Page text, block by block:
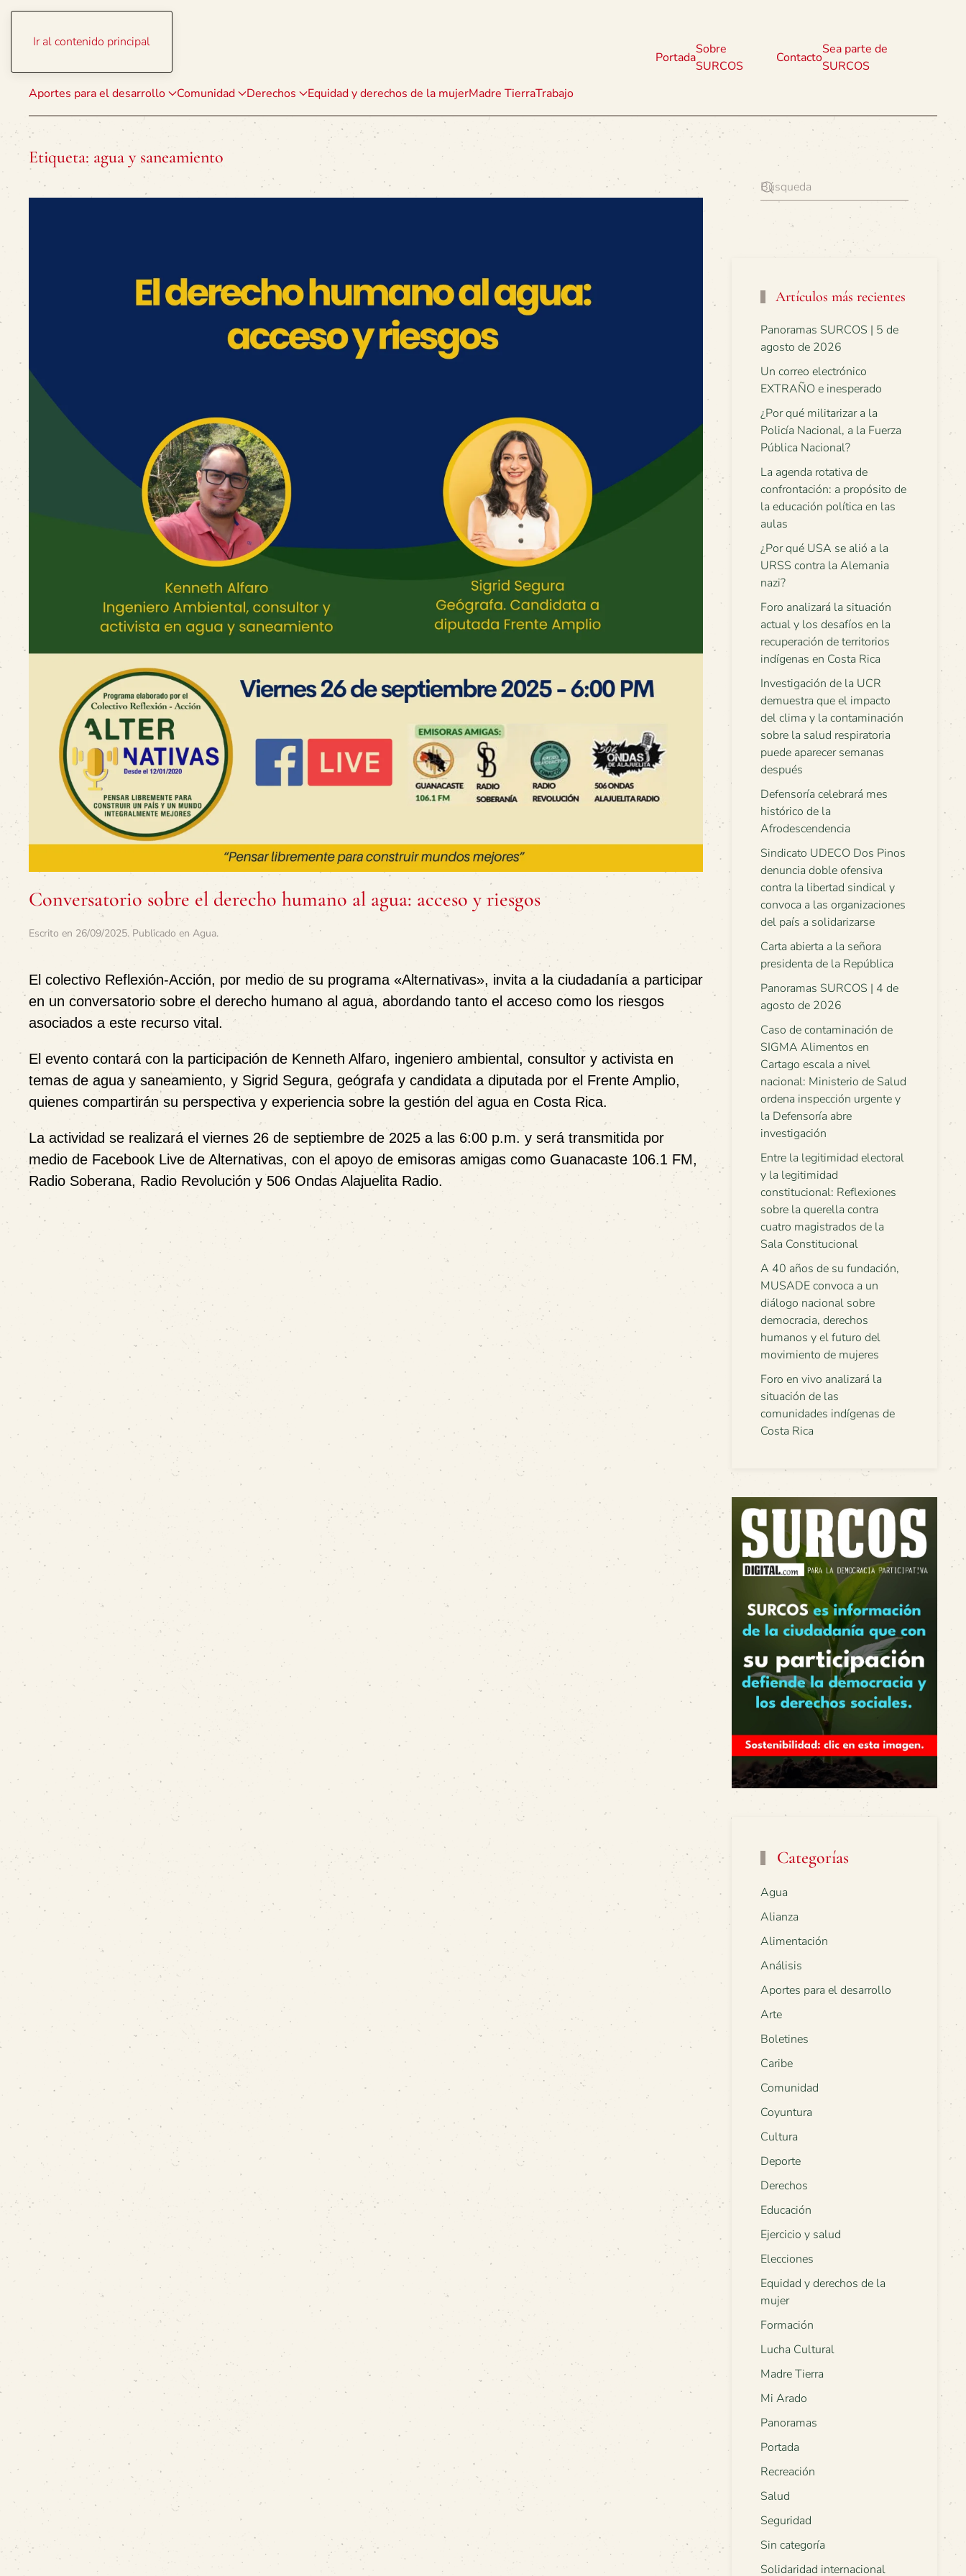
Ir al contenido principal
Aportes para el desarrollo Comunidad Derechos Equidad y derechos de la mujerMadre TierraTrabajo
Portada
Sobre
SURCOS
Contacto
Sea parte de
SURCOS
Etiqueta: agua y saneamiento
Conversatorio sobre el derecho humano al agua: acceso y riesgos
Escrito en 26/09/2025. Publicado en Agua.
El colectivo Reflexión-Acción, por medio de su programa «Alternativas», invita a la ciudadanía a participar
en un conversatorio sobre el derecho humano al agua, abordando tanto el acceso como los riesgos
asociados a este recurso vital.
El evento contará con la participación de Kenneth Alfaro, ingeniero ambiental, consultor y activista en
temas de agua y saneamiento, y Sigrid Segura, geógrafa y candidata a diputada por el Frente Amplio,
quienes compartirán su perspectiva y experiencia sobre la gestión del agua en Costa Rica.
La actividad se realizará el viernes 26 de septiembre de 2025 a las 6:00 p.m. y será transmitida por
medio de Facebook Live de Alternativas, con el apoyo de emisoras amigas como Guanacaste 106.1 FM,
Radio Soberana, Radio Revolución y 506 Ondas Alajuelita Radio.
Artículos más recientes
Panoramas SURCOS | 5 de
agosto de 2026
Un correo electrónico
EXTRAÑO e inesperado
¿Por qué militarizar a la
Policía Nacional, a la Fuerza
Pública Nacional?
La agenda rotativa de
confrontación: a propósito de
la educación política en las
aulas
¿Por qué USA se alió a la
URSS contra la Alemania
nazi?
Foro analizará la situación
actual y los desafíos en la
recuperación de territorios
indígenas en Costa Rica
Investigación de la UCR
demuestra que el impacto
del clima y la contaminación
sobre la salud respiratoria
puede aparecer semanas
después
Defensoría celebrará mes
histórico de la
Afrodescendencia
Sindicato UDECO Dos Pinos
denuncia doble ofensiva
contra la libertad sindical y
convoca a las organizaciones
del país a solidarizarse
Carta abierta a la señora
presidenta de la República
Panoramas SURCOS | 4 de
agosto de 2026
Caso de contaminación de
SIGMA Alimentos en
Cartago escala a nivel
nacional: Ministerio de Salud
ordena inspección urgente y
la Defensoría abre
investigación
Entre la legitimidad electoral
y la legitimidad
constitucional: Reflexiones
sobre la querella contra
cuatro magistrados de la
Sala Constitucional
A 40 años de su fundación,
MUSADE convoca a un
diálogo nacional sobre
democracia, derechos
humanos y el futuro del
movimiento de mujeres
Foro en vivo analizará la
situación de las
comunidades indígenas de
Costa Rica
Categorías
Agua
Alianza
Alimentación
Análisis
Aportes para el desarrollo
Arte
Boletines
Caribe
Comunidad
Coyuntura
Cultura
Deporte
Derechos
Educación
Ejercicio y salud
Elecciones
Equidad y derechos de la
mujer
Formación
Lucha Cultural
Madre Tierra
Mi Arado
Panoramas
Portada
Recreación
Salud
Seguridad
Sin categoría
Solidaridad internacional